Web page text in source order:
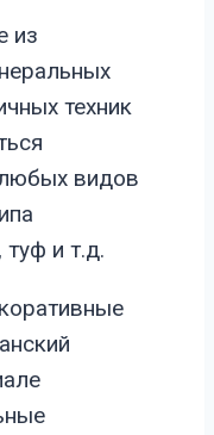
из
техник
видов
туф и т.д.